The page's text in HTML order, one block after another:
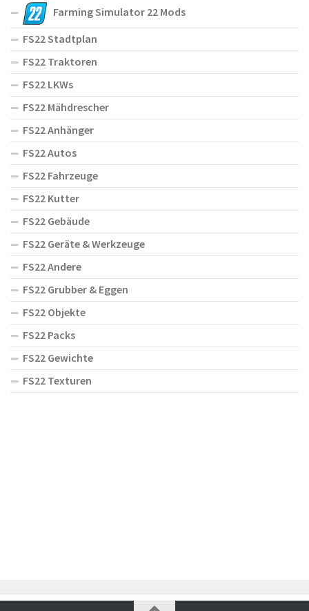
Farming Simulator 22 Mods
FS22 Stadtplan
FS22 Traktoren
FS22 LKWs
FS22 Mähdrescher
FS22 Anhänger
FS22 Autos
FS22 Fahrzeuge
FS22 Kutter
FS22 Gebäude
FS22 Geräte & Werkzeuge
FS22 Andere
FS22 Grubber & Eggen
FS22 Objekte
FS22 Packs
FS22 Gewichte
FS22 Texturen